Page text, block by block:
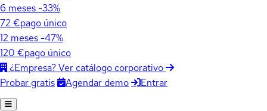
6 meses -33%
72 €pago único
12 meses -47%
120 €pago único
¿Empresa? Ver catálogo corporativo
Probar gratis
Agendar demo Entrar